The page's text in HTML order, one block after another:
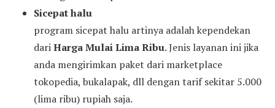
Sicepat halu
program sicepat halu artinya adalah kependekan
dariHarga Mulai Lima Ribu. Jenis layanan ini jika
anda mengirimkan paket dari marketplace
tokopedia, bukalapak, dll dengan tarif sekitar 5.000
(lima ribu) rupiah saja.